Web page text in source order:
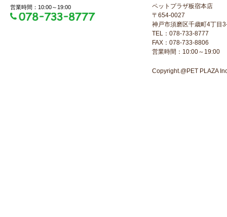
営業時間：10:00～19:00
ペットプラザ板宿本店
〒654-0027
神戸市須磨区千歳町4丁目
TEL：078-733-8777
FAX：078-733-8806
営業時間：10:00～19:00
Copyright.@PET PLAZA